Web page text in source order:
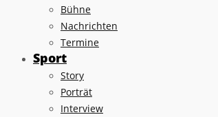
Bühne
Nachrichten
Termine
Sport
Story
Porträt
Interview